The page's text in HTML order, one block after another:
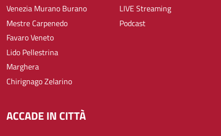
Venezia Murano Burano
Mestre Carpenedo
Favaro Veneto
Lido Pellestrina
Marghera
Chirignago Zelarino
LIVE Streaming
Podcast
ACCADE IN CITTÀ